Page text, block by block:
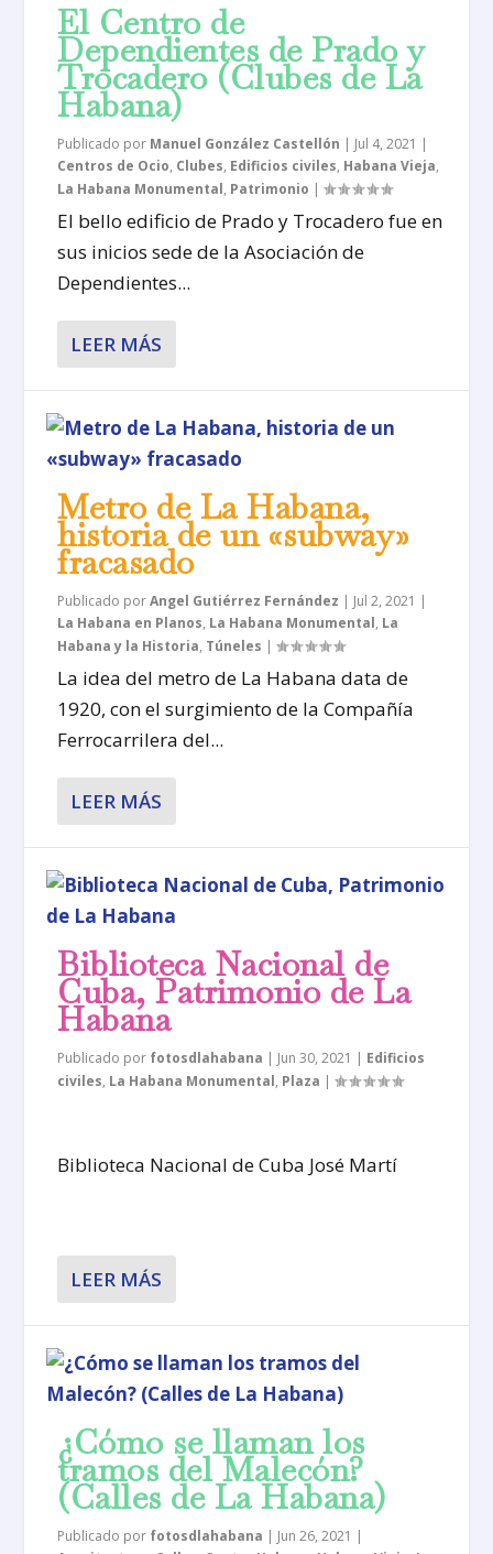
El Centro de
Dependientes de Prado y
Trocadero (Clubes de La
Habana)
Publicado por Manuel González Castellón | Jul 4, 2021 |
Centros de Ocio, Clubes, Edificios civiles, Habana Vieja,
La Habana Monumental, Patrimonio |
El bello edificio de Prado y Trocadero fue en
sus inicios sede de la Asociación de
Dependientes...
LEER MÁS
Metro de La Habana,
historia de un «subway»
fracasado
Publicado porAngel Gutiérrez Fernández | Jul 2, 2021 |
La Habana en Planos, La Habana Monumental, La
Habana y la Historia, Túneles |
La idea del metro de La Habana data de
1920, con el surgimiento de la Compañía
Ferrocarrilera del...
LEER MÁS
Biblioteca Nacional de
Cuba, Patrimonio de La
Habana
Publicado por fotosdlahabana | Jun 30, 2021 | Edificios
civiles, La Habana Monumental, Plaza |
Biblioteca Nacional de Cuba José Martí
LEER MÁS
¿Cómo se llaman los
tramos del Malecón?
(Calles de La Habana)
Publicado por fotosdlahabana | Jun 26, 2021 |